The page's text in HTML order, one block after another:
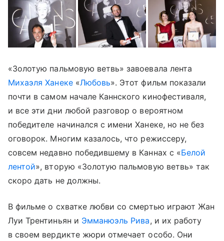
«Золотую пальмовую ветвь» завоевала лента
Михаэля Ханеке«Любовь». Этот фильм показали
почти в самом начале Каннского кинофестиваля,
и все эти дни любой разговор о вероятном
победителе начинался с имени Ханеке, но не без
оговорок. Многим казалось, что режиссеру,
совсем недавно победившему в Каннах с «Белой
лентой», вторую «Золотую пальмовую ветвь» так
скоро дать не должны.
В фильме о схватке любви со смертью играют Жан
Луи Трентиньян и Эмманюэль Рива, и их работу
в своем вердикте жюри отмечает особо. Они